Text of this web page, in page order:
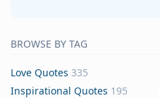
BROWSE BY TAG
Love Quotes 335
Inspirational Quotes 195